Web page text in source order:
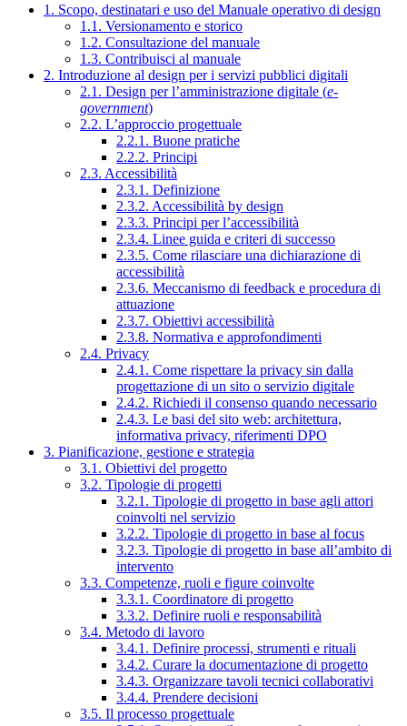
1. Scopo, destinatari e uso del Manuale operativo di design
1.1. Versionamento e storico
1.2. Consultazione del manuale
1.3. Contribuisci al manuale
2. Introduzione al design per i servizi pubblici digitali
2.1. Design per l’amministrazione digitale (e-
government)
2.2. L’approccio progettuale
2.2.1. Buone pratiche
2.2.2. Principi
2.3. Accessibilità
2.3.1. Definizione
2.3.2. Accessibilità by design
2.3.3. Principi per l’accessibilità
2.3.4. Linee guida e criteri di successo
2.3.5. Come rilasciare una dichiarazione di
accessibilità
2.3.6. Meccanismo di feedback e procedura di
attuazione
2.3.7. Obiettivi accessibilità
2.3.8. Normativa e approfondimenti
2.4. Privacy
2.4.1. Come rispettare la privacy sin dalla
progettazione di un sito o servizio digitale
2.4.2. Richiedi il consenso quando necessario
2.4.3. Le basi del sito web: architettura,
informativa privacy, riferimenti DPO
3. Pianificazione, gestione e strategia
3.1. Obiettivi del progetto
3.2. Tipologie di progetti
3.2.1. Tipologie di progetto in base agli attori
coinvolti nel servizio
3.2.2. Tipologie di progetto in base al focus
3.2.3. Tipologie di progetto in base all’ambito di
intervento
3.3. Competenze, ruoli e figure coinvolte
3.3.1. Coordinatore di progetto
3.3.2. Definire ruoli e responsabilità
3.4. Metodo di lavoro
3.4.1. Definire processi, strumenti e rituali
3.4.2. Curare la documentazione di progetto
3.4.3. Organizzare tavoli tecnici collaborativi
3.4.4. Prendere decisioni
3.5. Il processo progettuale